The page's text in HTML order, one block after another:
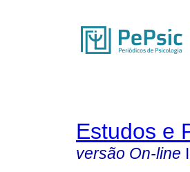
Estudos e
versão On-line